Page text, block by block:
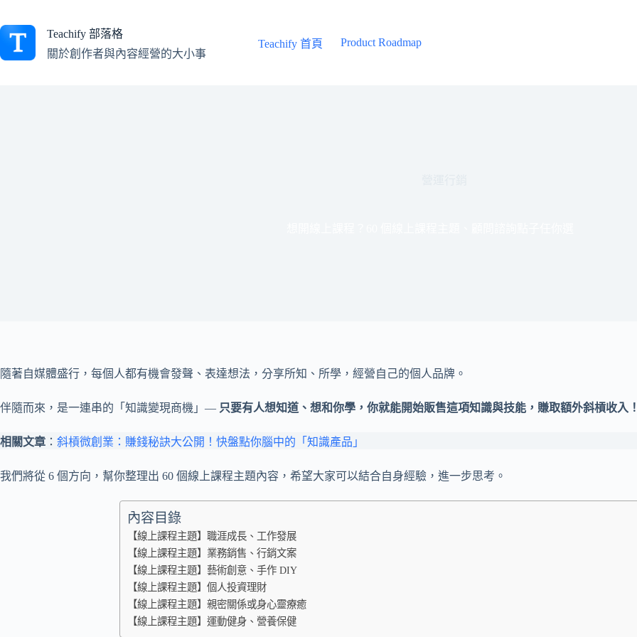
至
要
Teachify 部落格
關於創作者與內容經營的大小事
Teachify 首頁 Product Roadmap
隨著自媒體盛行，每個人都有機會發聲、表達想法，分享所知、所學，經營自己的個人品牌。
伴隨而來，是一連串的「知識變現商機」— 只要有人想知道、想和你學，你就能開始販售這項知識與技能，賺取額外斜槓收入
相關文章 ： 斜槓微創業：賺錢秘訣大公開！快盤點你腦中的「知識產品」
我們將從 6 個方向，幫你整理出 60 個線上課程主題內容，希望大家可以結合自身經驗，進一步思考。
內容目錄
【線上課程主題】職涯成長、工作發展
【線上課程主題】業務銷售、行銷文案
【線上課程主題】藝術創意、手作 DIY
【線上課程主題】個人投資理財
【線上課程主題】親密關係或身心靈療癒
【線上課程主題】運動健身、營養保健